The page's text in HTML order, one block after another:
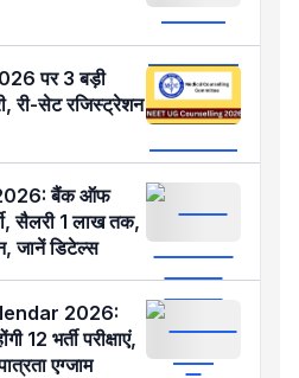
पर 3 बड़ी
री-सेट रजिस्ट्रेशन
बैंक ऑफ
जानें डिटेल्स
2026:
12 भर्ती परीक्षाएं,
एग्जाम